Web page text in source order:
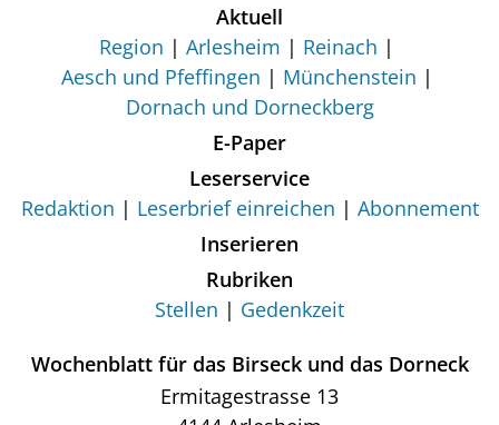
Aktuell
Region
Arlesheim
Reinach
Aesch und Pfeffingen
Münchenstein
Dornach und Dorneckberg
E-Paper
Leserservice
Redaktion
Leserbrief einreichen
Abonnement
Inserieren
Rubriken
Stellen
Gedenkzeit
Wochenblatt für das Birseck und das Dorneck
Ermitagestrasse 13